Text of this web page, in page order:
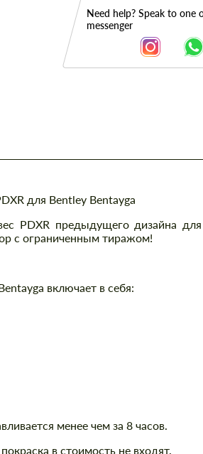
Need help? Speak to one
messenger
для Bentley Bentayga
PDXR предыдущего дизайна
с ограниченным тиражом!
включает в себя:
менее чем за 8 часов.
в стоимость не входят.